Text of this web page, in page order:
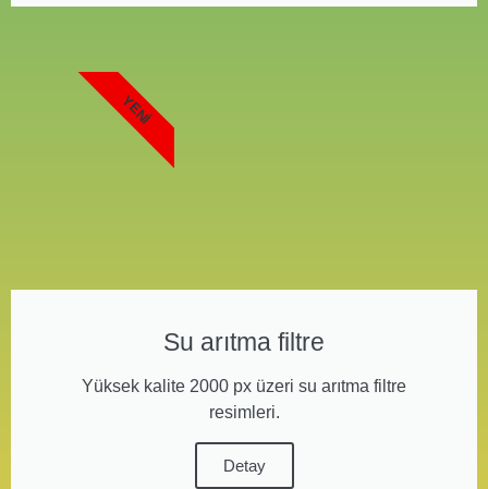
Su arıtma filtre
Yüksek kalite 2000 px üzeri su arıtma filtre
resimleri.
Detay
YENI